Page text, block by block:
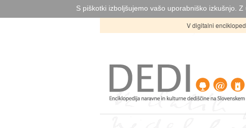
S piškotki izboljšujemo vašo uporabniško izkušnjo.
V digitalni